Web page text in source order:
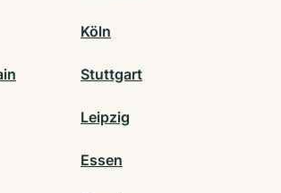
Köln
Stuttgart
Leipzig
Essen